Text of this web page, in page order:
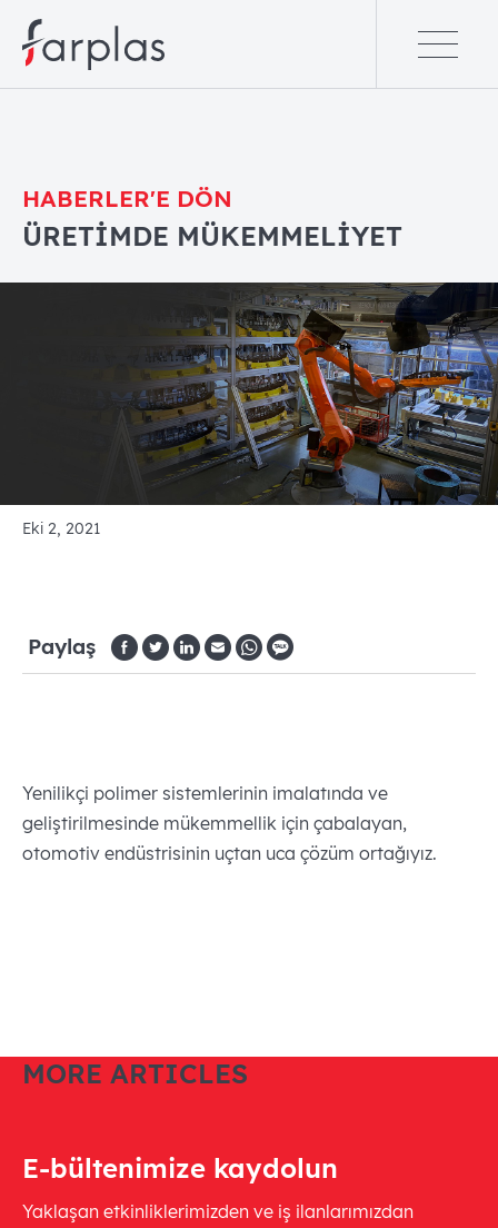
HABERLER'E DÖN
ÜRETİMDE MÜKEMMELİYET
Eki 2, 2021
Paylaş
Yenilikçi polimer sistemlerinin imalatında ve
geliştirilmesinde mükemmellik için çabalayan,
otomotiv endüstrisinin uçtan uca çözüm ortağıyız.
MORE ARTICLES
E-bültenimize kaydolun
Yaklaşan etkinliklerimizden ve iş ilanlarımızdan